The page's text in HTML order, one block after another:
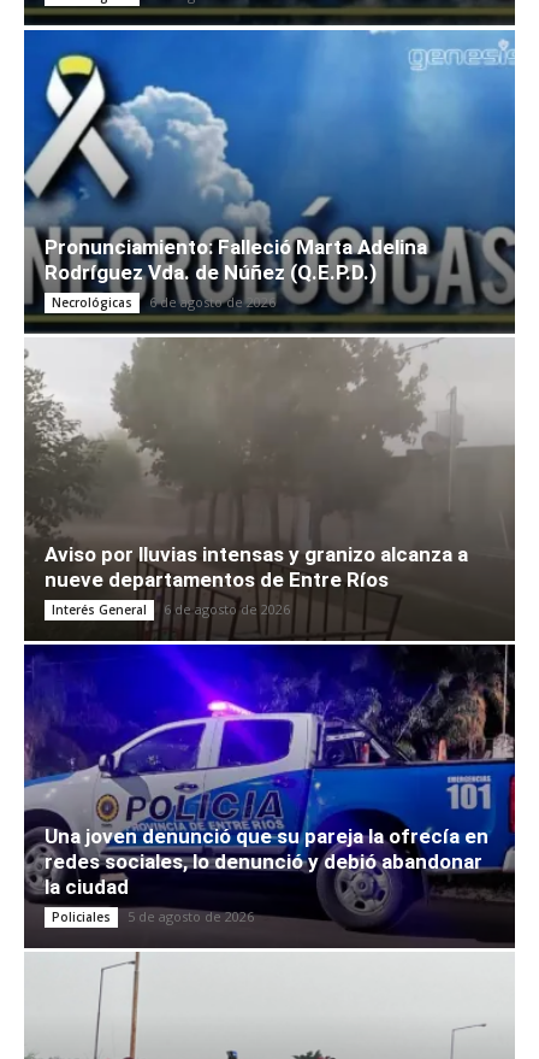
Pronunciamiento: Falleció Marta Adelina
Rodríguez Vda. de Núñez (Q.E.P.D.)
Necrológicas 6 de agosto de 2026
Aviso por lluvias intensas y granizo alcanza a
nueve departamentos de Entre Ríos
Interés General 6 de agosto de 2026
Una joven denunció que su pareja la ofrecía en
redes sociales, lo denunció y debió abandonar
la ciudad
Policiales 5 de agosto de 2026